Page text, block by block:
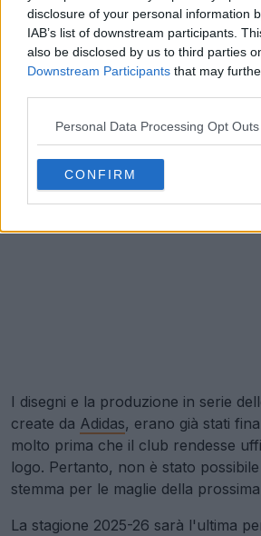
disclosure of your personal information
IAB’s list of downstream participants.
also be disclosed by us to third parties
Downstream Participants that may
Personal Data Processing Opt Outs
CONFIRM
I disegni e la produzione in serie
create da Adidas, erano già stati
molto prima che il club rendesse
logo. Pertanto, non è stato
stemma per le maglie della
La stagione 2025-26 sarà l'ultima